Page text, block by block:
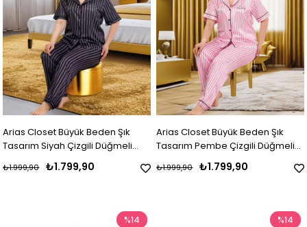
Arias Closet Büyük Beden Şık
Tasarım Siyah Çizgili Düğmeli
Kısa Kol Lüx Saten Pijama Takımı
₺1.799,90
₺1.999,90
Arias Closet Büyük Beden Şık
Tasarım Pembe Çizgili Düğmeli
Kısa Kol Lüx Saten Pijama Takımı
₺1.799,90
₺1.999,90
%14 %14